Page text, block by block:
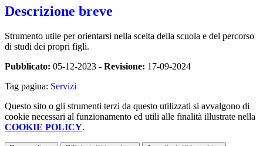
Descrizione breve
Strumento utile per orientarsi nella scelta della scuola e del percorso
di studi dei propri figli.
Pubblicato: 05-12-2023 - Revisione: 17-09-2024
Tag pagina: Servizi
Questo sito o gli strumenti terzi da questo utilizzati si avvalgono di
cookie necessari al funzionamento ed utili alle finalità illustrate nella
COOKIE POLICY.